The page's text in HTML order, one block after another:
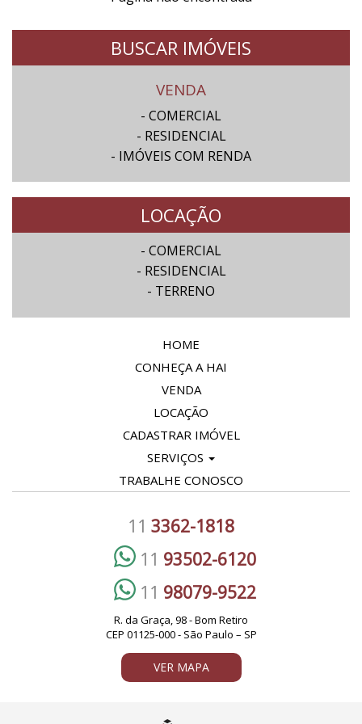
BUSCAR IMÓVEIS
VENDA
- COMERCIAL
- RESIDENCIAL
- IMÓVEIS COM RENDA
LOCAÇÃO
- COMERCIAL
- RESIDENCIAL
- TERRENO
HOME
CONHEÇA A HAI
VENDA
LOCAÇÃO
CADASTRAR IMÓVEL
SERVIÇOS
TRABALHE CONOSCO
11 3362-1818
11 93502-6120
11 98079-9522
R. da Graça, 98 - Bom Retiro
CEP 01125-000 - São Paulo – SP
VER MAPA